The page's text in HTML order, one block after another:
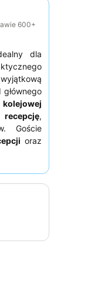
600+
dla
recepcję,
Goście
oraz
o pokój